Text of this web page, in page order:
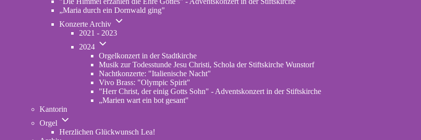
„Maria durch ein Dornwald ging"
Konzerte Archiv
Unternavigation
Konzerte
2021 - 2023
2024
Unternavigation
2024
Orgelkonzert in der Stadtkirche
Musik zur Todesstunde Jesu Christi, Schola der Stiftskirche Wunstorf
Nachtkonzerte: "Italienische Nacht"
Vivo Brass: "Olympic Spirit"
"Herr Christ, der einig Gotts Sohn" - Adventskonzert in der Stiftskirche
„Marien wart ein bot gesant"
Kantorin
Orgel
Unternavigation
Orgel
Herzlichen Glückwunsch Lea!